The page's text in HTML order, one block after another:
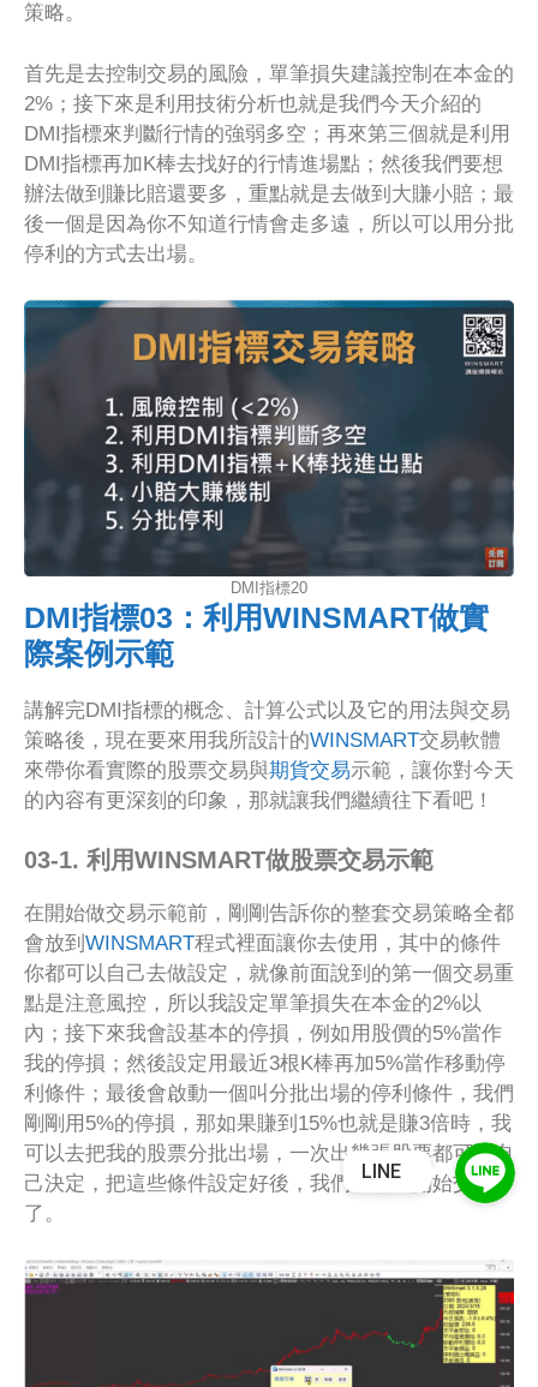
策略。
首先是去控制交易的風險，單筆損失建議控制在本金的
2%；接下來是利用技術分析也就是我們今天介紹的
DMI指標來判斷行情的強弱多空；再來第三個就是利用
DMI指標再加K棒去找好的行情進場點；然後我們要想
辦法做到賺比賠還要多，重點就是去做到大賺小賠；最
後一個是因為你不知道行情會走多遠，所以可以用分批
停利的方式去出場。
DMI指標20
DMI指標03：利用WINSMART做實
際案例示範
講解完DMI指標的概念、計算公式以及它的用法與交易
策略後，現在要來用我所設計的WINSMART交易軟體
來帶你看實際的股票交易與期貨交易示範，讓你對今天
的內容有更深刻的印象，那就讓我們繼續往下看吧！
03-1. 利用WINSMART做股票交易示範
在開始做交易示範前，剛剛告訴你的整套交易策略全都
會放到 WINSMART程式裡面讓你去使用，其中的條件
你都可以自己去做設定，就像前面說到的第一個交易重
點是注意風控，所以我設定單筆損失在本金的2%以
內；接下來我會設基本的停損，例如用股價的5%當作
我的停損；然後設定用最近3根K棒再加5%當作移動停
利條件；最後會啟動一個叫分批出場的停利條件，我們
剛剛用5%的停損，那如果賺到15%也就是賺3倍時，我
可以去把我的股票分批出場，一次出幾張股票都可以自
己決定，把這些條件設定好後，我們就可以開始交易
了。
LINE